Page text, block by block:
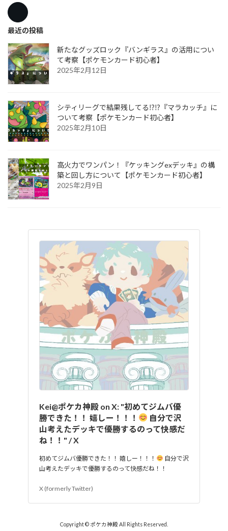
最近の投稿
新たなグッズロック『バンギラス』の活用につい
て考察【ポケモンカード初心者】
2025年2月12日
シティリーグで結果残してる⁉︎⁉︎『マラカッチ』に
ついて考察【ポケモンカード初心者】
2025年2月10日
高火力でワンパン！『ケッキングexデッキ』の構
築と回し方について【ポケモンカード初心者】
2025年2月9日
Kei@ポケカ神殿 on X: "初めてジムバ優
勝できた！！ 嬉しー！！！
自分で沢
山考えたデッキで優勝するのって快感だ
ね！！" / X
初めてジムバ優勝できた！！ 嬉しー！！！
自分で沢
山考えたデッキで優勝するのって快感だね！！
X (formerly Twitter)
Copyright © ポケカ神殿 All Rights Reserved.